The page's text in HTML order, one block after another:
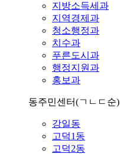
지방소득세과
지역경제과
청소행정과
치수과
푸른도시과
행정지원과
홍보과
동주민센터(ㄱㄴㄷ순)
강일동
고덕1동
고덕2동